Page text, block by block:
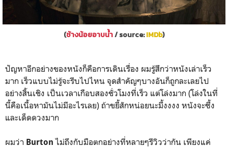
(ช้างน้อยอาบน้ำ/ source:IMDb)
ปัญหาอีกอย่างของหนังก็คือการเดินเรื่อง ผมรู้สึกว่าหนังเล่าเร็ว
มาก เร็วแบบไม่รู้จะรีบไปไหน จุดสำคัญๆบางอันก็ถูกละเลยไป
อย่างสิ้นเชิง เป็นเวลาเกือบสองชั่วโมงที่เร็ว แต่โล่งมาก (โล่งในที่
นี้คือเนื้อหามันไม่มีอะไรเลย) ถ้าขยี้สักหน่อยนะมึ้งงงง หนังจะซึ้ง
และเด็ดดวงมาก
ผมว่า Burtonไม่ถึงกับมือตกอย่างที่หลายๆรีวิวว่ากัน เพียงแค่